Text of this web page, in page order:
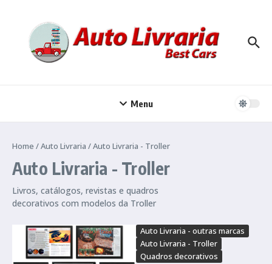
Menu
Home /Auto Livraria /Auto Livraria - Troller
Auto Livraria - Troller
Livros, catálogos, revistas e quadros
decorativos com modelos da Troller
Auto Livraria - outras marcas
Auto Livraria - Troller
Quadros decorativos